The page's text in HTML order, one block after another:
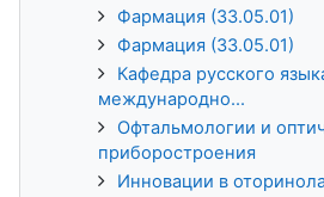
Фармация (33.05.01)
Фармация (33.05.01)
Кафедра русского
международно...
Офтальмологии и
приборостроения
Инновации в